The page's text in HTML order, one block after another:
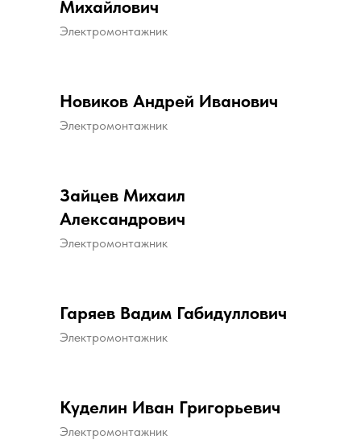
Михайлович
Электромонтажник
Новиков Андрей Иванович
Электромонтажник
Зайцев Михаил
Александрович
Электромонтажник
Гаряев Вадим Габидуллович
Электромонтажник
Куделин Иван Григорьевич
Электромонтажник